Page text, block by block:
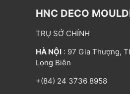
HNC DECO
TRỤ SỞ CHÍNH
HÀ NỘI : 97 Gia Thượng,
Long Biên
+(84) 24 3736 8958